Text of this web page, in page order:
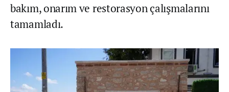
bakım, onarım ve restorasyon çalışmalarını
tamamladı.